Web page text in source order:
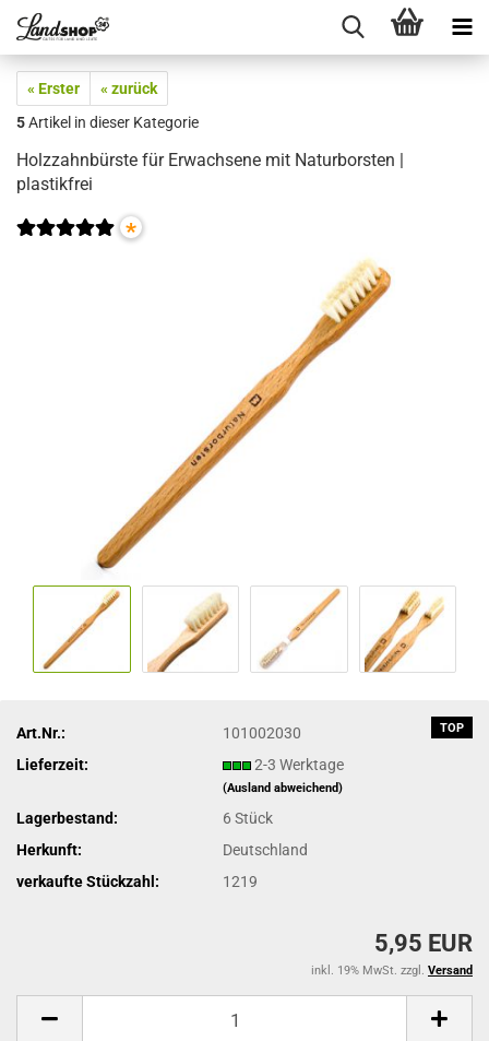
« Erster
« zurück
5Artikel in dieser Kategorie
Holzzahnbürste für Erwachsene mit Naturborsten |
plastikfrei
*
TOP
Art.Nr.:
101002030
Lieferzeit:
2-3 Werktage
(Ausland abweichend)
Lagerbestand: 6Stück
Herkunft:
Deutschland
verkaufte Stückzahl:
1219
5,95 EUR
inkl. 19% MwSt. zzgl. Versand